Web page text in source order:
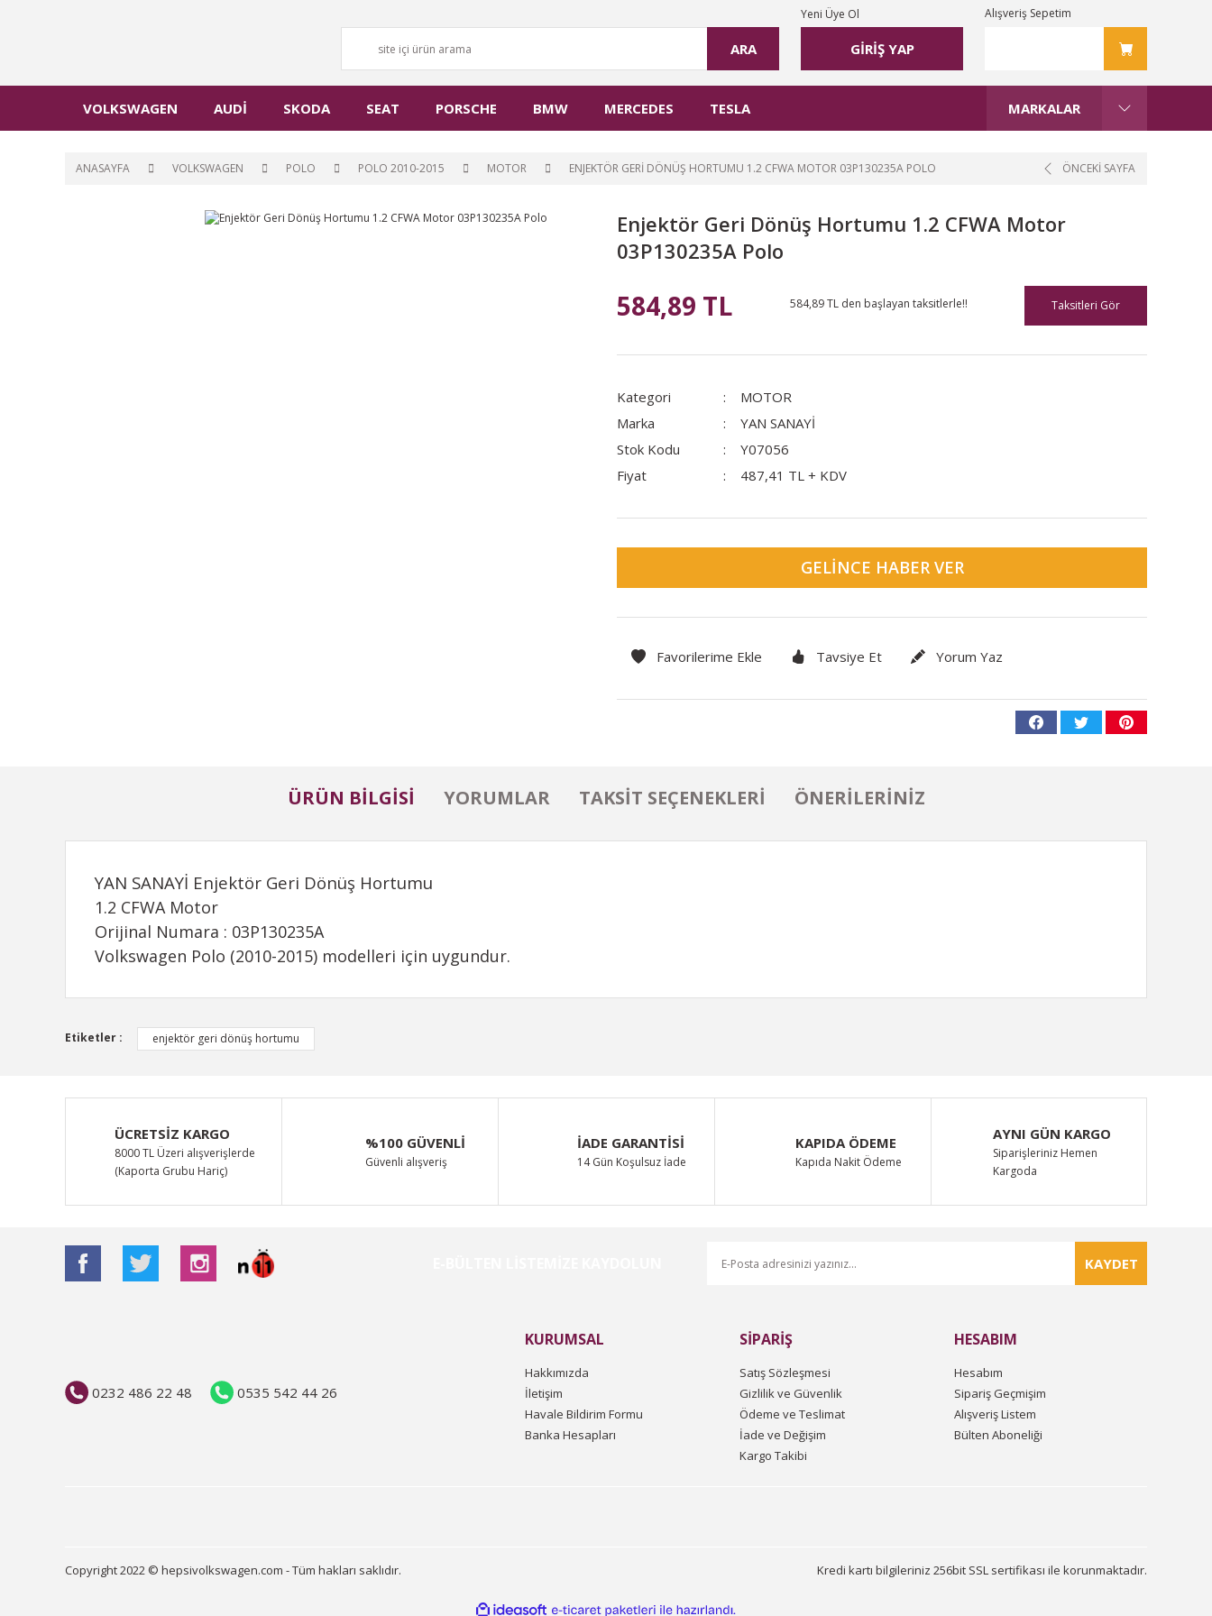
ARA GİRİŞ YAP
Yeni Üye Ol Alışveriş Sepetim
VOLKSWAGEN AUDİ SKODA SEAT PORSCHE BMW MERCEDES TESLA MARKALAR
ANASAYFA VOLKSWAGEN POLO POLO 2010-2015 MOTOR ENJEKTÖR GERI DÖNÜŞ HORTUMU 1.2 CFWA MOTOR 03P130235A POLO ÖNCEKİ SAYFA
Enjektör Geri Dönüş Hortumu 1.2 CFWA Motor
03P130235A Polo
584,89 TL 584,89 TL den başlayan taksitlerle!! Taksitleri Gör
Kategori
MOTOR
Marka
YAN SANAYİ
Stok Kodu
Y07056
Fiyat
487,41 TL + KDV
GELINCE HABER VER
Tavsiye Et Yorum Yaz
ÜRÜN BILGISI YORUMLAR TAKSIT SEÇENEKLERI ÖNERILERINIZ
YAN SANAYİ Enjektör Geri Dönüş Hortumu
1.2 CFWA Motor
Orijinal Numara : 03P130235A
Volkswagen Polo (2010-2015) modelleri için uygundur.
Bu ürünün fiyat bilgisi, resim, ürün açıklamalarında ve diğer konularda yetersiz gördüğünüz noktaları öneri formunu kullanarak tarafımıza iletebilirsiniz.
Görüş ve önerileriniz için teşekkür ederiz.
Ürün resmi kalitesiz, bozuk veya görüntülenemiyor.
Ürün açıklamasında eksik bilgiler bulunuyor.
Ürün bilgilerinde hatalar bulunuyor.
Ürün fiyatı diğer sitelerden daha pahalı.
Etiketler : enjektör geri dönüş hortumu
ÜCRETSİZ KARGO
8000 TL Üzeri alışverişlerde
(Kaporta Grubu Hariç)
%100 GÜVENLİ
Güvenli alışveriş
İADE GARANTİSİ
14 Gün Koşulsuz İade
KAPIDA ÖDEME
Kapıda Nakit Ödeme
AYNI GÜN KARGO
Siparişleriniz Hemen
Kargoda
KAYDET
0232 486 22 48 0535 542 44 26
KURUMSAL
Hakkımızda
İletişim
Havale Bildirim Formu
Banka Hesapları
SİPARİŞ
Satış Sözleşmesi
Gizlilik ve Güvenlik
Ödeme ve Teslimat
İade ve Değişim
Kargo Takibi
HESABIM
Hesabım
Sipariş Geçmişim
Alışveriş Listem
Bülten Aboneliği
Copyright 2022 © hepsivolkswagen.com - Tüm hakları saklıdır. Kredi kartı bilgileriniz 256bit SSL sertifikası ile korunmaktadır.
ideasoft e-